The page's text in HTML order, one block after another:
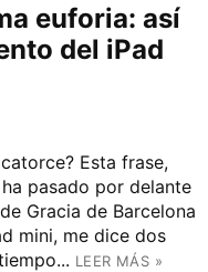
euforia: así
del iPad
Esta frase,
pasado por delante
Gracia de Barcelona
mini, me dice dos
LEER MÁS »